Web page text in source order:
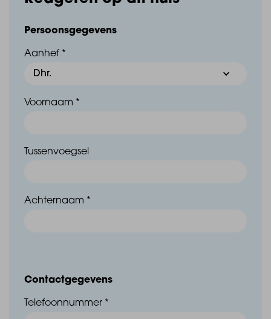
Persoonsgegevens
Aanhef *
Voornaam *
Tussenvoegsel
Achternaam *
Contactgegevens
Telefoonnummer *